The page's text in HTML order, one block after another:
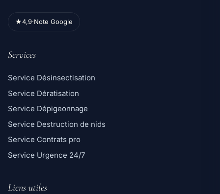
★4,9·Note Google
Services
Service Désinsectisation
Service Dératisation
Service Dépigeonnage
Service Destruction de nids
Service Contrats pro
Service Urgence 24/7
Liens utiles